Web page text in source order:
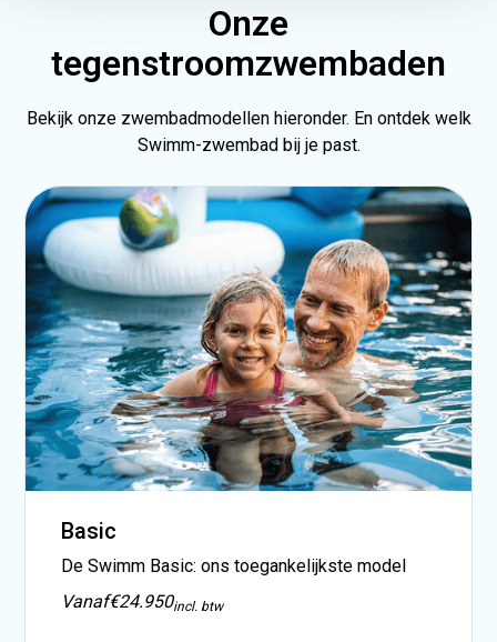
Onze
tegenstroomzwembaden
Bekijk onze zwembadmodellen hieronder. En ontdek welk
Swimm-zwembad bij je past.
Basic
De Swimm Basic: ons toegankelijkste model
Vanaf€24.950incl. btw